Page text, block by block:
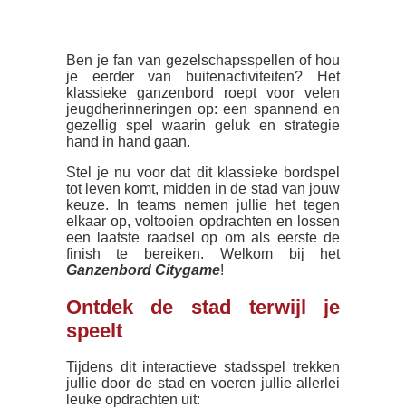
Ben je fan van gezelschapsspellen of hou
je eerder van buitenactiviteiten? Het
klassieke ganzenbord roept voor velen
jeugdherinneringen op: een spannend en
gezellig spel waarin geluk en strategie
hand in hand gaan.
Stel je nu voor dat dit klassieke bordspel
tot leven komt, midden in de stad van jouw
keuze. In teams nemen jullie het tegen
elkaar op, voltooien opdrachten en lossen
een laatste raadsel op om als eerste de
finish te bereiken. Welkom bij het
Ganzenbord Citygame!
Ontdek de stad terwijl je
speelt
Tijdens dit interactieve stadsspel trekken
jullie door de stad en voeren jullie allerlei
leuke opdrachten uit: